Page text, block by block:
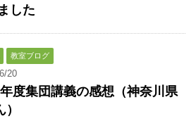
した
教室ブログ
20
度集団講義の感想（神奈川県